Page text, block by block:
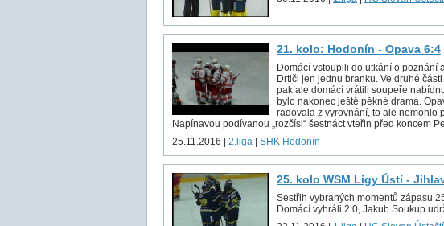
21. kolo: Hodonín - Opava 6:4
Domácí vstoupili do utkání o poznání
Drtiči jen jednu branku. Ve druhé
pak ale domácí vrátili soupeře
bylo nakonec ještě pěkné drama.
radovala z vyrovnání, to ale nemohlo
Napínavou podívanou „rozčísl“ šestnáct vteřin před koncem
25.11.2016 | 2.liga SHK Hodonín
25. kolo WSM Ligy Ústí -
Sestřih vybraných momentů zápasu
Domácí vyhráli 2:0, Jakub Soukup